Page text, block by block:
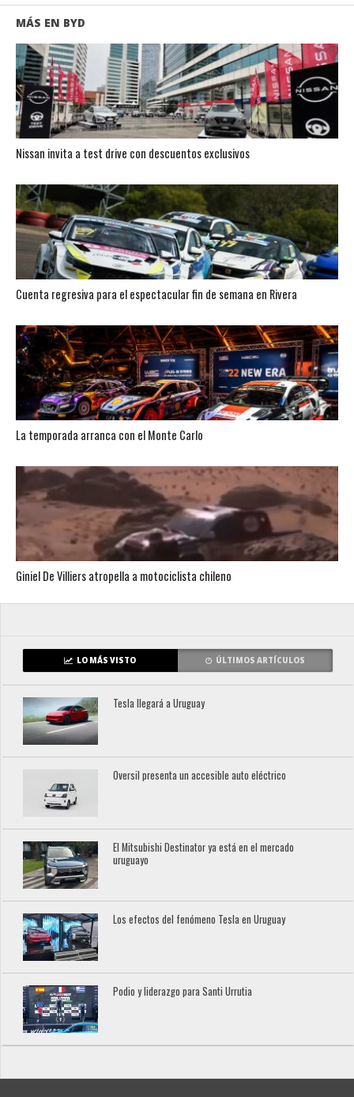
MÁS EN BYD
Nissan invita a test drive con descuentos exclusivos
Cuenta regresiva para el espectacular fin de semana en Rivera
La temporada arranca con el Monte Carlo
Giniel De Villiers atropella a motociclista chileno
LO MÁS VISTO ÚLTIMOS ARTÍCULOS
Tesla llegará a Uruguay
Oversil presenta un accesible auto eléctrico
El Mitsubishi Destinator ya está en el mercado
uruguayo
Los efectos del fenómeno Tesla en Uruguay
Podio y liderazgo para Santi Urrutia